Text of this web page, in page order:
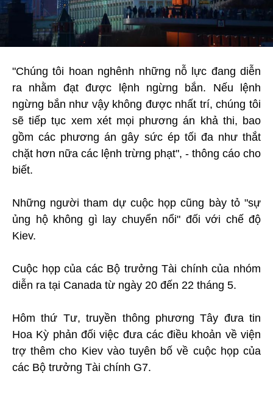
"Chúng tôi hoan nghênh những nỗ lực đang diễn
ra nhằm đạt được lệnh ngừng bắn. Nếu lệnh
ngừng bắn như vậy không được nhất trí, chúng tôi
sẽ tiếp tục xem xét mọi phương án khả thi, bao
gồm các phương án gây sức ép tối đa như thắt
chặt hơn nữa các lệnh trừng phạt", - thông cáo cho
biết.
Những người tham dự cuộc họp cũng bày tỏ "sự
ủng hộ không gì lay chuyển nổi" đối với chế độ
Kiev.
Cuộc họp của các Bộ trưởng Tài chính của nhóm
diễn ra tại Canada từ ngày 20 đến 22 tháng 5.
Hôm thứ Tư, truyền thông phương Tây đưa tin
Hoa Kỳ phản đối việc đưa các điều khoản về viện
trợ thêm cho Kiev vào tuyên bố về cuộc họp của
các Bộ trưởng Tài chính G7.